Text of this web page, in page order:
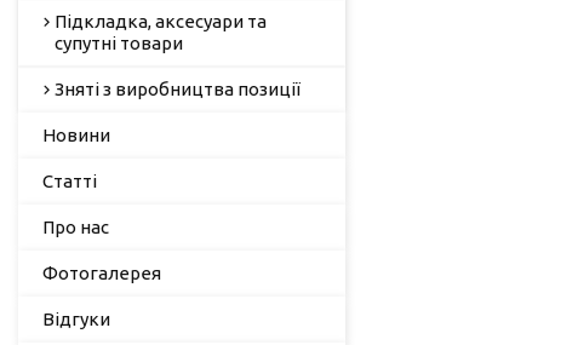
Підкладка, аксесуари та
супутні товари
Зняті з виробництва позиції
Новини
Статті
Про нас
Фотогалерея
Відгуки